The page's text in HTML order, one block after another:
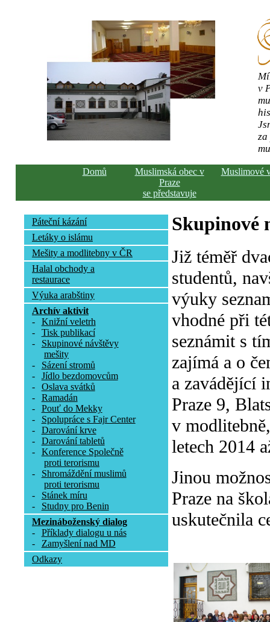
v
Domů
Muslimská obec v
Praze
se představuje
Muslimové
Páteční kázání
Letáky o islámu
Mešity a modlitebny v ČR
Halal obchody a
restaurace
Výuka arabštiny
Archív aktivit
-
Knižní veletrh
-
Tisk publikací
-
Skupinové návštěvy
mešity
-
Sázení stromů
-
Jídlo bezdomovcům
-
Oslava svátků
-
Ramadán
-
Pouť do Mekky
-
Spolupráce s Fajr Center
-
Darování krve
-
Darování tabletů
-
Konference Společně
proti terorismu
-
Shromáždění muslimů
proti terorismu
-
Stánek míru
-
Studny pro Benin
Mezináboženský dialog
-
Příklady dialogu u nás
-
Zamyšlení nad MD
Odkazy
Skupinové
Již téměř
studentů,
výuky
vhodné při
seznámit s
zajímá a o
a zavádějící
Praze 9,
v
letech 2014
Jinou
Praze na
uskutečnila